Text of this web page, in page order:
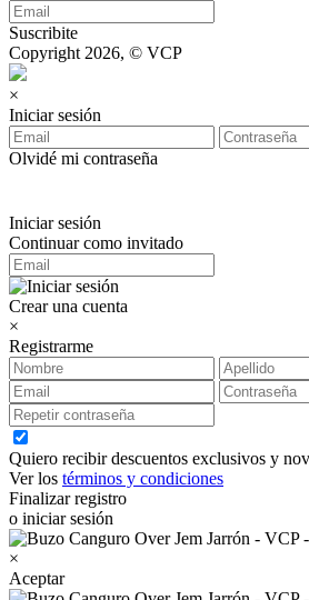
Suscribite
Copyright 2026, © VCP
×
Iniciar sesión
Olvidé mi contraseña
Iniciar sesión
Continuar como invitado
Crear una cuenta
×
Registrarme
Quiero recibir descuentos exclusivos y
Ver los términos y condiciones
Finalizar registro
o iniciar sesión
×
Aceptar